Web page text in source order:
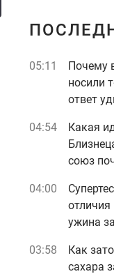
05:11
Почему
носили
ответ
04:54
Какая
союз
04:00
отличия
ужина
03:58
Как
сахара